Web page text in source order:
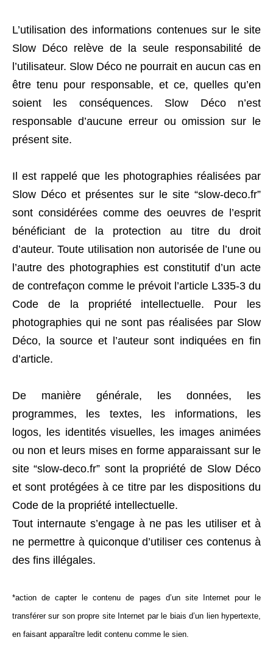
L’utilisation des informations contenues sur le site
Slow Déco relève de la seule responsabilité de
l’utilisateur. Slow Déco ne pourrait en aucun cas en
être tenu pour responsable, et ce, quelles qu’en
soient les conséquences. Slow Déco n’est
responsable d’aucune erreur ou omission sur le
présent site.
Il est rappelé que les photographies réalisées par
Slow Déco et présentes sur le site “slow-deco.fr”
sont considérées comme des oeuvres de l’esprit
bénéficiant de la protection au titre du droit
d’auteur. Toute utilisation non autorisée de l’une ou
l’autre des photographies est constitutif d’un acte
de contrefaçon comme le prévoit l’article L335-3 du
Code de la propriété intellectuelle. Pour l es
photographies qui ne sont pas réalisées par Slow
Déco, la source et l’auteur sont indiquées en fin
d’article.
De manière générale, les données, les
programmes, les textes, les informations, les
logos, les identités visuelles, les images animées
ou non et leurs mises en forme apparaissant sur le
site “slow-deco.fr” sont la propriété de Slow Déco
et sont protégées à ce titre par les dispositions du
Code de la propriété intellectuelle.
Tout internaute s’engage à ne pas les utiliser et à
ne permettre à quiconque d’utiliser ces contenus à
des fins illégales.
*action de capter le contenu de pages d’un site Internet pour le
transférer sur son propre site Internet par le biais d’un lien hypertexte,
en faisant apparaître ledit contenu comme le sien.